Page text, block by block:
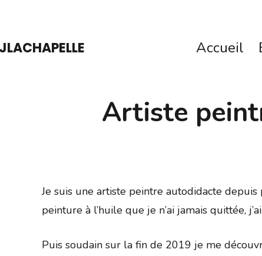
Accueil
Artiste
Je suis une artiste peintre autodidacte
peinture à l’huile que je n’ai jamais quittée,
Puis soudain sur la fin de 2019 je me